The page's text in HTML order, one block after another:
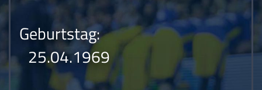
Geburtstag:
25.04.1969